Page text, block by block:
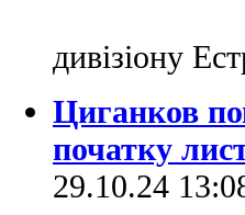
дивізіону
Циганков
початку
29.10.24